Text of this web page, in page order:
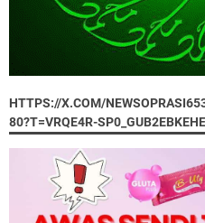
HTTPS://X.COM/
80?T=VRQE4R-